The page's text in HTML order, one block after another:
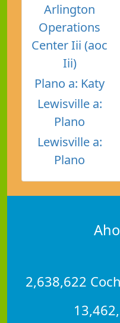
Arlington
Operations
Center Iii (aoc
Iii)
Plano a: Katy
Lewisville a:
Plano
Lewisville a:
Plano
2,638,622